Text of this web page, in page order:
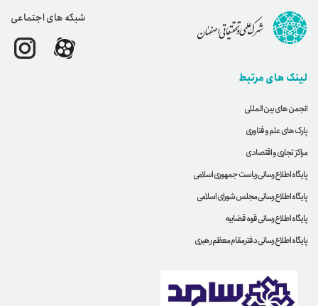
شبکه های اجتماعی
لینک های مرتبط
انجمن های بین المللی
پارک های علم و فناوری
مراکز تجاری و اقتصادی
پایگاه اطلاع رسانی ریاست جمهوری اسلامی
پایگاه اطلاع رسانی مجلس شورای اسلامی
پایگاه اطلاع رسانی قوه قضاییه
پایگاه اطلاع رسانی دفترمقام معظم رهبری